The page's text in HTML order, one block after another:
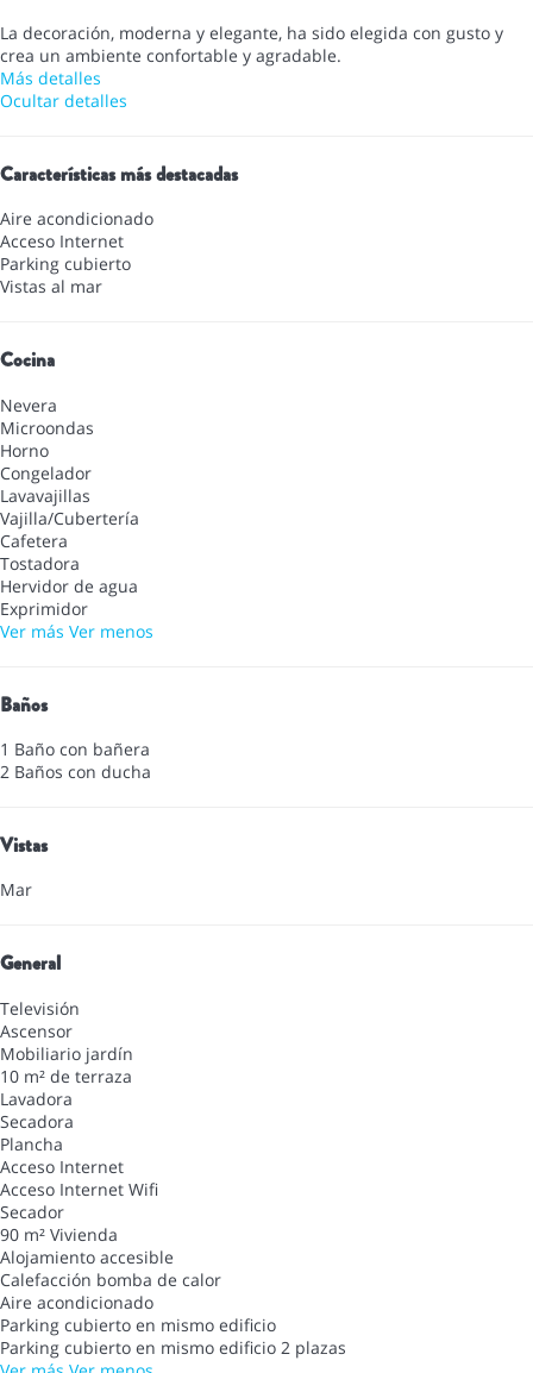
La decoración, moderna y elegante, ha sido elegida con gusto y
crea un ambiente confortable y agradable.
Más detalles
Ocultar detalles
Características más destacadas
Aire acondicionado
Acceso Internet
Parking cubierto
Vistas al mar
Cocina
Nevera
Microondas
Horno
Congelador
Lavavajillas
Vajilla/Cubertería
Cafetera
Tostadora
Hervidor de agua
Exprimidor
Ver más Ver menos
Baños
1 Baño con bañera
2 Baños con ducha
Vistas
Mar
General
Televisión
Ascensor
Mobiliario jardín
10 m² de terraza
Lavadora
Secadora
Plancha
Acceso Internet
Acceso Internet Wifi
Secador
90 m² Vivienda
Alojamiento accesible
Calefacción bomba de calor
Aire acondicionado
Parking cubierto en mismo edificio
Parking cubierto en mismo edificio 2 plazas